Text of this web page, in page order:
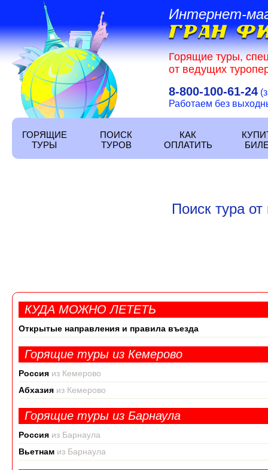
Интернет-
Горящие туры,
от ведущих
8-800-100-61-24
Работаем без
ГОРЯЩИЕ
ТУРЫ
ПОИСК
ТУРОВ
КАК
ОПЛАТИТЬ
Поиск тура
КУДА МОЖНО ЛЕТЕТЬ
Открытые направления и правила въезда
Горящие туры из Кемерово
Россия из Кемерово
Абхазия из Кемерово
Горящие туры из Барнаула
Россия из Барнаула
Вьетнам из Барнаула